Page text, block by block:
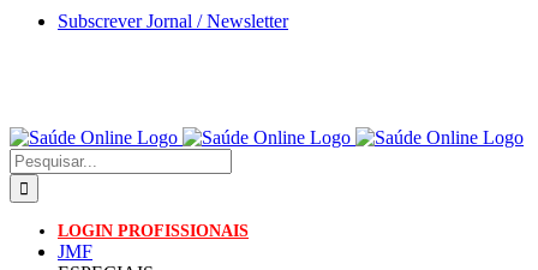
Skip
Subscrever Jornal / Newsletter
Pesquisar
LOGIN PROFISSIONAIS
JMF